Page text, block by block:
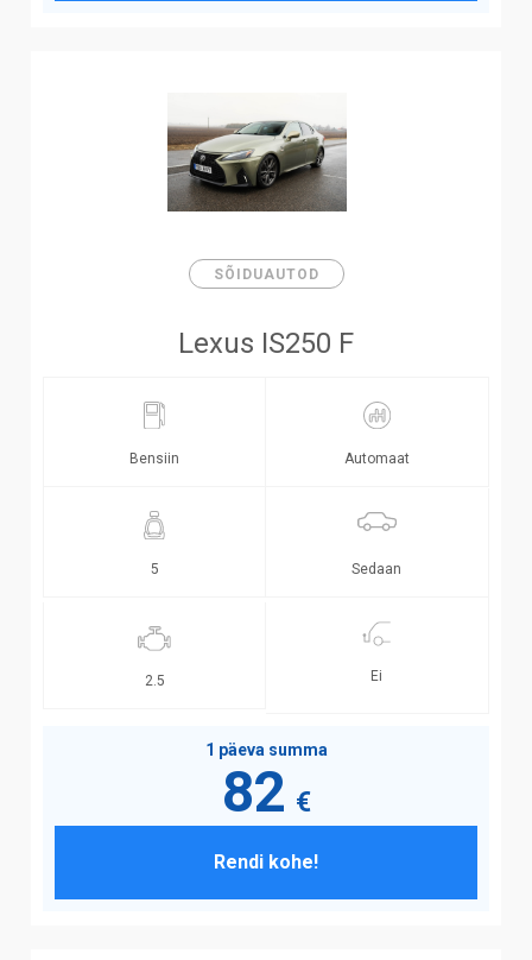
SÕIDUAUTOD
Lexus IS250 F
Bensiin Automaat
5 Sedaan
2.5 Ei
1 päeva summa
82 €
Rendi kohe!